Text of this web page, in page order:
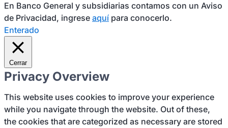
En Banco General y subsidiarias contamos con un Aviso
de Privacidad, ingrese aquí para conocerlo.
Enterado
Cerrar
Privacy Overview
This website uses cookies to improve your experience
while you navigate through the website. Out of these,
the cookies that are categorized as necessary are stored